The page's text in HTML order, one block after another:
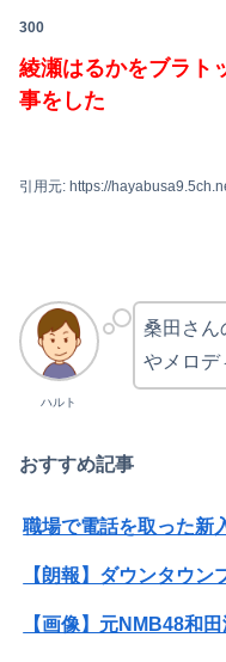
300
綾瀬はるかをブラト
事をした
引用元: https://
ハルト
桑田さん
やメロデ
おすすめ記事